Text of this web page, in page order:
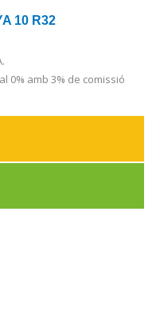
10 R32
0% amb 3% de comissió